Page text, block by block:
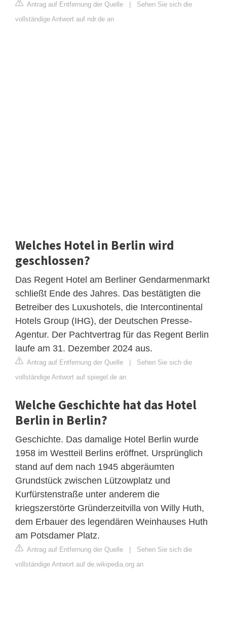
Antrag auf Entfernung der Quelle
Sehen Sie sich die
vollständige Antwort auf ndr.de an
Welches Hotel in Berlin wird
geschlossen?
Das Regent Hotel am Berliner Gendarmenmarkt
schließt Ende des Jahres. Das bestätigten die
Betreiber des Luxushotels, die Intercontinental
Hotels Group (IHG), der Deutschen Presse-
Agentur. Der Pachtvertrag für das Regent Berlin
laufe am 31. Dezember 2024 aus.
Antrag auf Entfernung der Quelle
Sehen Sie sich die
vollständige Antwort auf spiegel.de an
Welche Geschichte hat das Hotel
Berlin in Berlin?
Geschichte. Das damalige Hotel Berlin wurde
1958 im Westteil Berlins eröffnet. Ursprünglich
stand auf dem nach 1945 abgeräumten
Grundstück zwischen Lützowplatz und
Kurfürstenstraße unter anderem die
kriegszerstörte Gründerzeitvilla von Willy Huth,
dem Erbauer des legendären Weinhauses Huth
am Potsdamer Platz.
Antrag auf Entfernung der Quelle
Sehen Sie sich die
vollständige Antwort auf de.wikipedia.org an